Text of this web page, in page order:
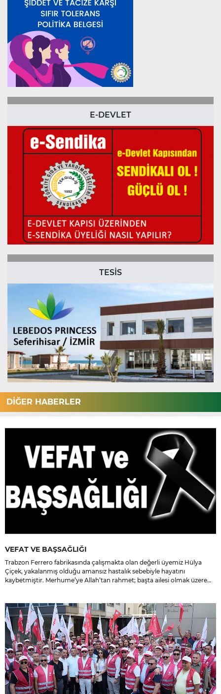
E-DEVLET
TESİS
DİĞER HABERLER
VEFAT VE BAŞSAĞLIĞI
Trabzon Ferrero fabrikasında çalışmakta olan değerli üyemiz Hülya
Çiçek, yakalanmış olduğu amansız hastalık sebebiyle hayatını
kaybetmiştir. Merhume’ye Allah’tan rahmet; başta ailesi olmak üzere